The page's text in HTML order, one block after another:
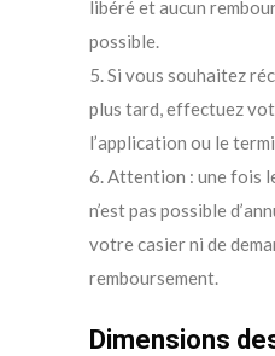
libéré et aucun
possible.
5. Si vous souhaitez
plus tard, effectuez
l’application ou le
6. Attention : une fois
n’est pas possible
votre casier ni de
remboursement.
Dimensions